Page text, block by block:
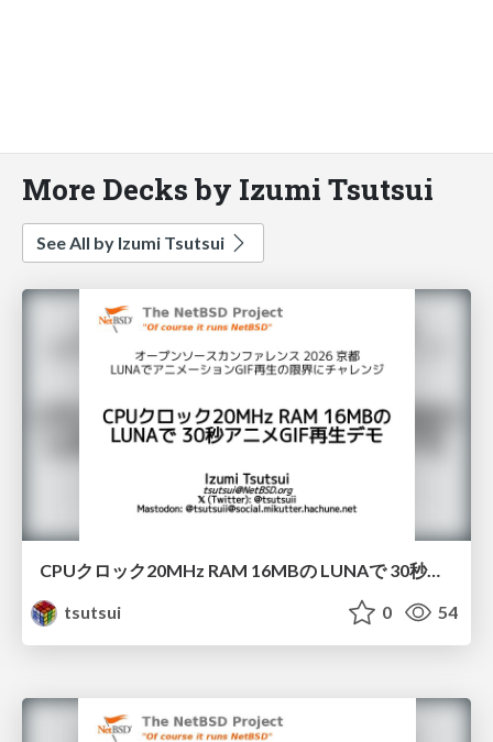
More Decks by Izumi Tsutsui
See All by Izumi Tsutsui
CPUクロック20MHz RAM 16MBの LUNAで 30秒アニメGIF再生デモ / OSC2026Kyoto
tsutsui
0 54